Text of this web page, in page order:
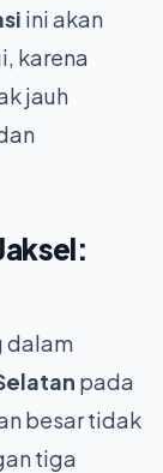
ini akan
karena
jauh
:
dalam
pada
besar tidak
tiga